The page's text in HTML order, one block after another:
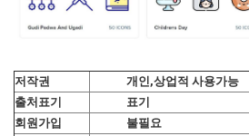
저작권
개인,상업적 사용가능
출처표기
표기
회원가입
불필요